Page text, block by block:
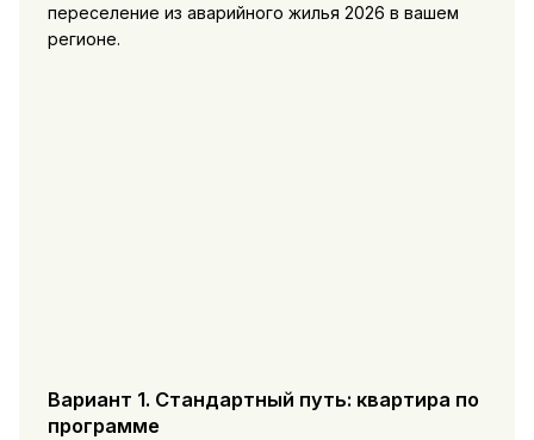
переселение из аварийного жилья 2026 в вашем
регионе.
Вариант 1. Стандартный путь: квартира по
программе